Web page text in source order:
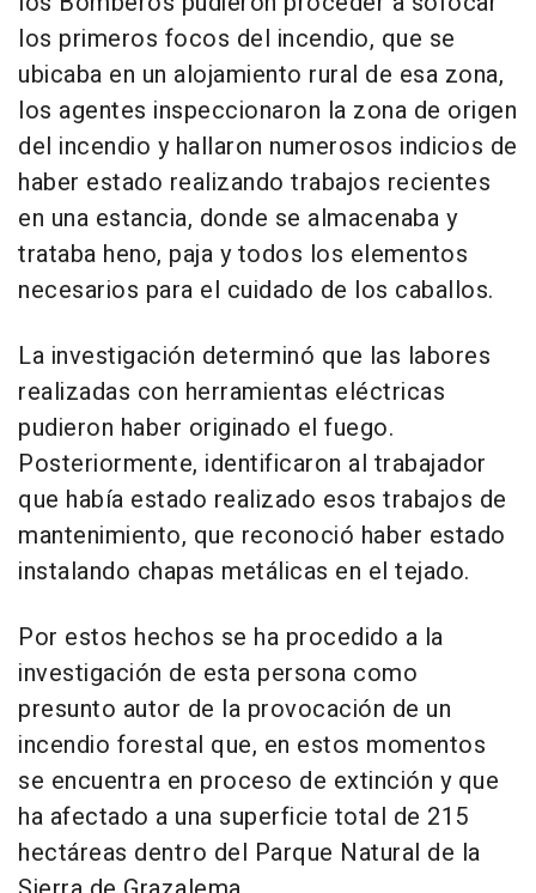
los primeros focos del incendio, que se
ubicaba en un alojamiento rural de esa zona,
los agentes inspeccionaron la zona de origen
del incendio y hallaron numerosos indicios de
haber estado realizando trabajos recientes
en una estancia, donde se almacenaba y
trataba heno, paja y todos los elementos
necesarios para el cuidado de los caballos.
La investigación determinó que las labores
realizadas con herramientas eléctricas
pudieron haber originado el fuego.
Posteriormente, identificaron al trabajador
que había estado realizado esos trabajos de
mantenimiento, que reconoció haber estado
instalando chapas metálicas en el tejado.
Por estos hechos se ha procedido a la
investigación de esta persona como
presunto autor de la provocación de un
incendio forestal que, en estos momentos
se encuentra en proceso de extinción y que
ha afectado a una superficie total de 215
hectáreas dentro del Parque Natural de la